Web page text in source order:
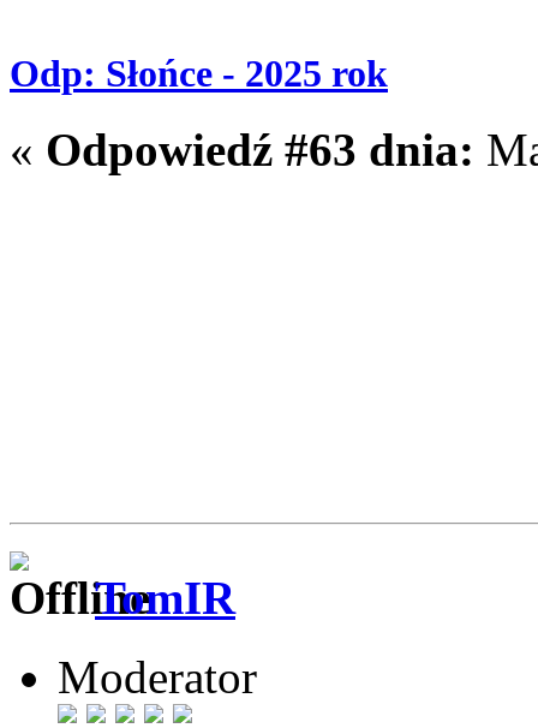
Odp: Słońce - 2025 rok
« Odpowiedź #63 dnia:
TomIR
Moderator